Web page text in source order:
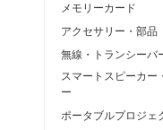
メモリーカード
アクセサリー・部品
無線・トランシーバ
スマートスピーカー
ー
ポータブルプロジェ